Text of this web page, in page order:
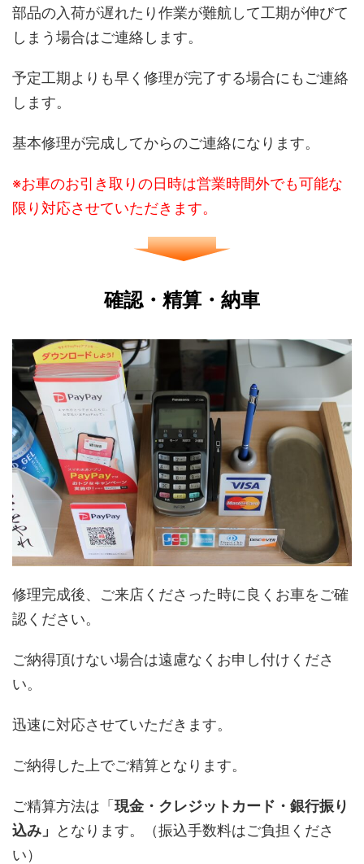
部品の入荷が遅れたり作業が難航して工期が伸びて
しまう場合はご連絡します。
予定工期よりも早く修理が完了する場合にもご連絡
します。
基本修理が完成してからのご連絡になります。
※お車のお引き取りの日時は営業時間外でも可能な
限り対応させていただきます。
確認・精算・納車
修理完成後、ご来店くださった時に良くお車をご確
認ください。
ご納得頂けない場合は遠慮なくお申し付けくださ
い。
迅速に対応させていただきます。
ご納得した上でご精算となります。
ご精算方法は「 現金・クレジットカード・銀行振り
込み」
となります。（振込手数料はご負担くださ
い）